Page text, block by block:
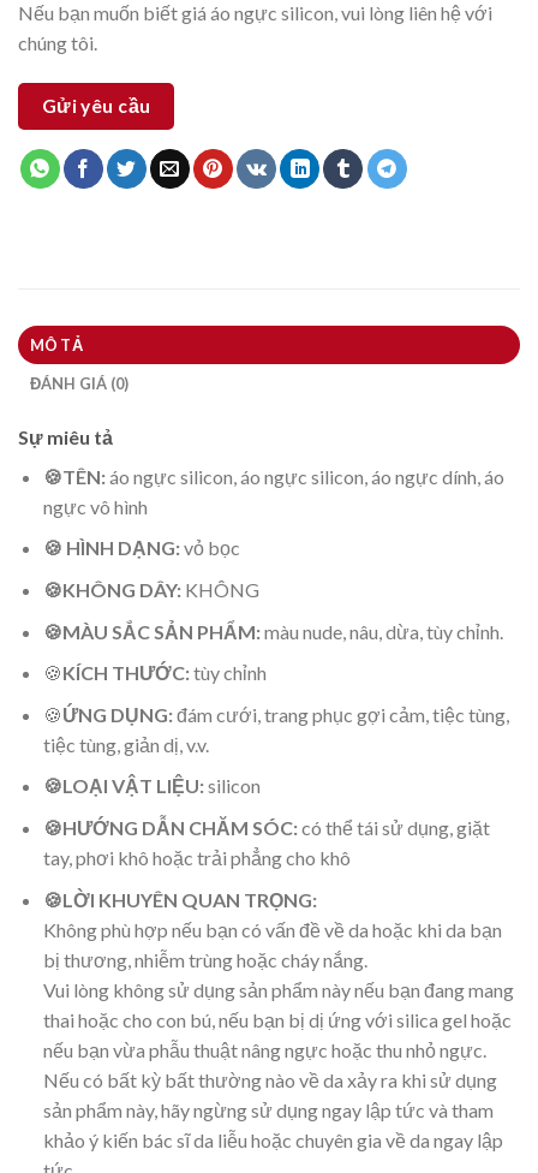
Nếu bạn muốn biết giá áo ngực silicon, vui lòng liên hệ với
chúng tôi.
Gửi yêu cầu
MÔ TẢ
ĐÁNH GIÁ (0)
Sự miêu tả
🍪TÊN:áo ngực silicon, áo ngực silicon, áo ngực dính, áo
ngực vô hình
🍪 HÌNH DẠNG:vỏ bọc
🍪KHÔNG DÂY:KHÔNG
🍪MÀU SẮC SẢN PHẨM:màu nude, nâu, dừa, tùy chỉnh.
🍪KÍCH THƯỚC:tùy chỉnh
🍪ỨNG DỤNG:đám cưới, trang phục gợi cảm, tiệc tùng,
tiệc tùng, giản dị, v.v.
🍪LOẠI VẬT LIỆU:silicon
🍪HƯỚNG DẪN CHĂM SÓC:có thể tái sử dụng, giặt
tay, phơi khô hoặc trải phẳng cho khô
🍪LỜI KHUYÊN QUAN TRỌNG:
Không phù hợp nếu bạn có vấn đề về da hoặc khi da bạn
bị thương, nhiễm trùng hoặc cháy nắng.
Vui lòng không sử dụng sản phẩm này nếu bạn đang mang
thai hoặc cho con bú, nếu bạn bị dị ứng với silica gel hoặc
nếu bạn vừa phẫu thuật nâng ngực hoặc thu nhỏ ngực.
Nếu có bất kỳ bất thường nào về da xảy ra khi sử dụng
sản phẩm này, hãy ngừng sử dụng ngay lập tức và tham
khảo ý kiến bác sĩ da liễu hoặc chuyên gia về da ngay lập